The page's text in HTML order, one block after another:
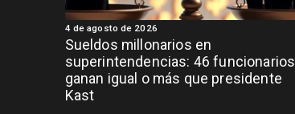
Sueldos millonarios en
superintendencias: 46 funcionarios
ganan igual o más que presidente
Kast
4 de agosto de 2026